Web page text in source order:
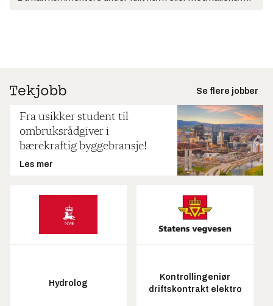
Se flere jobber
Fra usikker student til
ombruksrådgiver i
bærekraftig byggebransje!
Les mer
Hydrolog
Kontrollingeniør
driftskontrakt elektro